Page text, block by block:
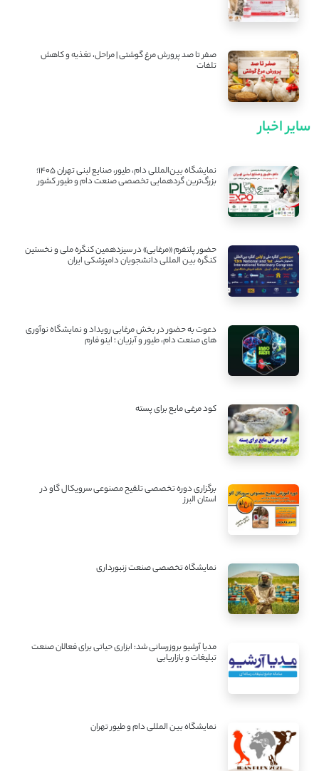
صفر تا صد پرورش مرغ گوشتی | مراحل، تغذیه و کاهش
تلفات
سایر اخبار
نمایشگاه بین‌المللی دام، طیور، صنایع لبنی تهران ۱۴۰۵؛
بزرگ‌ترین گردهمایی تخصصی صنعت دام و طیور کشور
حضور پلتفرم «مرغابی» در سیزدهمین کنگره ملی و نخستین
کنگره بین ‌المللی دانشجویان دامپزشکی ایران
دعوت به حضور در بخش مرغابی رویداد و نمایشگاه نوآوری
های صنعت دام، طیور و آبزیان ؛ اینو فارم
کود مرغی مایع برای پسته
برگزاری دوره تخصصی تلقیح مصنوعی سرویکال گاو در
استان البرز
نمایشگاه تخصصی صنعت زنبورداری
مدیا آرشیو بروزرسانی شد: ابزاری حیاتی برای فعالان صنعت
تبلیغات و بازاریابی
نمایشگاه بین المللی دام و طیور تهران